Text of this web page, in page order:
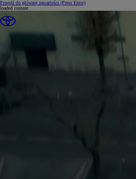
Przejdź do głównej zawartości (Press Enter)
loaded content